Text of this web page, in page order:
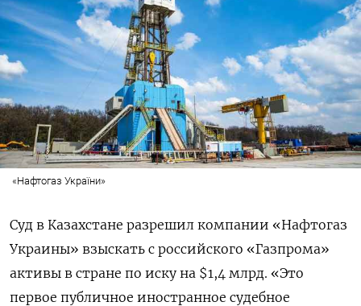
«Нафтогаз України»
Суд в Казахстане разрешил компании «Нафтогаз
Украины» взыскать с российского «Газпрома»
активы в стране по иску на $1,4 млрд. «Это
первое публичное иностранное судебное